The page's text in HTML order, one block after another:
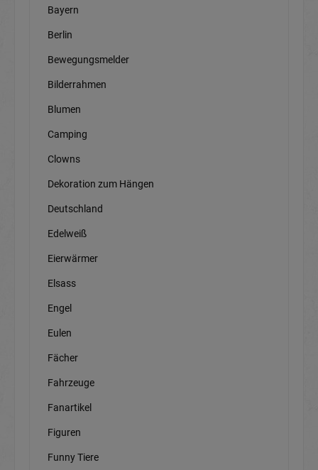
Bayern
Berlin
Bewegungsmelder
Bilderrahmen
Blumen
Camping
Clowns
Dekoration zum Hängen
Deutschland
Edelweiß
Eierwärmer
Elsass
Engel
Eulen
Fächer
Fahrzeuge
Fanartikel
Figuren
Funny Tiere